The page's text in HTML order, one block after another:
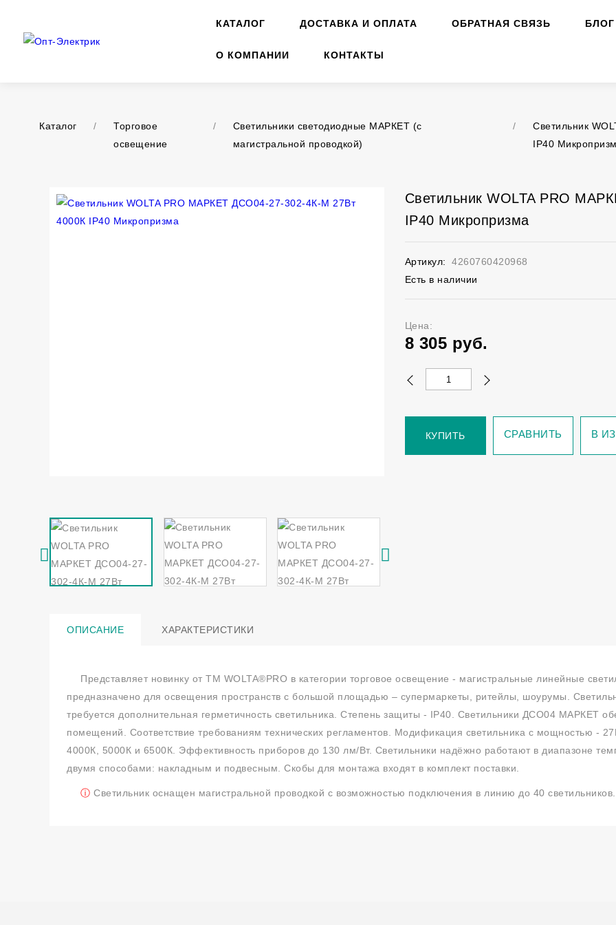
КАТАЛОГ ДОСТАВКА И ОПЛАТА ОБРАТНАЯ СВЯЗЬ БЛОГ
О КОМПАНИИ КОНТАКТЫ
Каталог /
Торговое
освещение
/
Светильники светодиодные МАРКЕТ (с
магистральной проводкой)
/
Светильник
IP40
Светильник WOLTA PRO
IP40 Микропризма
Артикул:
4260760420968
Есть в наличии
Цена:
8 305 руб.
КУПИТЬ СРАВНИТЬ В
ОПИСАНИЕ ХАРАКТЕРИСТИКИ
Представляет новинку от TM WOLTA®PRO в категории торговое освещение - магистральные линейные
предназначено для освещения пространств с большой площадью – супермаркеты, ритейлы, шоурумы.
требуется дополнительная герметичность светильника. Степень защиты - IP40. Светильники ДСО04 МАРКЕТ
помещений. Соответствие требованиям технических регламентов. Модификация светильника с мощностью -
4000К, 5000К и 6500К. Эффективность приборов до 130 лм/Вт. Светильники надёжно работают в диапазоне
двумя способами: накладным и подвесным. Скобы для монтажа входят в комплект поставки.
ⓘ Светильник оснащен магистральной проводкой с возможностью подключения в линию до 40 светильников.